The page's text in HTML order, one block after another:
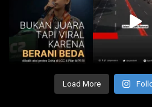
Load More